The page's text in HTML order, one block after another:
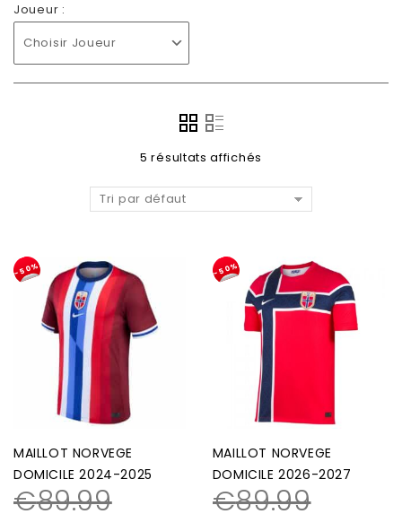
Joueur :
Choisir Joueur
5 résultats affichés
Tri par défaut
-50%
MAILLOT NORVEGE
DOMICILE 2024-2025
€89.99
-50%
MAILLOT NORVEGE
DOMICILE 2026-2027
€89.99